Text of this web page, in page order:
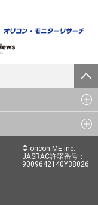
© oricon ME inc.
JASRAC許諾番号：
9009642140Y38026